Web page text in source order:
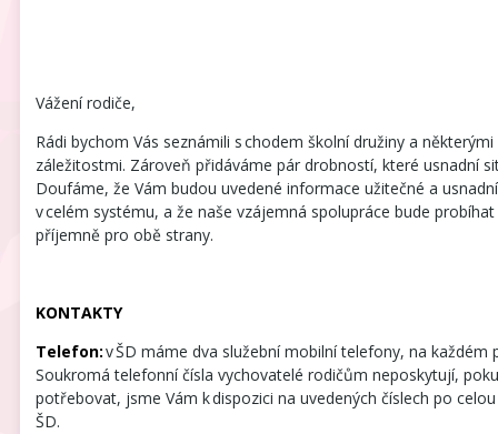
Vážení rodiče,
Rádi bychom Vás seznámili s chodem školní družiny a
záležitostmi. Zároveň přidáváme pár drobností, které usnadní
Doufáme, že Vám budou uvedené informace užitečné a
v celém systému, a že naše vzájemná spolupráce bude
příjemně pro obě strany.
KONTAKTY
Telefon:v ŠD máme dva služební mobilní telefony, na každém
Soukromá telefonní čísla vychovatelé rodičům neposkytují,
potřebovat, jsme Vám k dispozici na uvedených číslech po
ŠD.